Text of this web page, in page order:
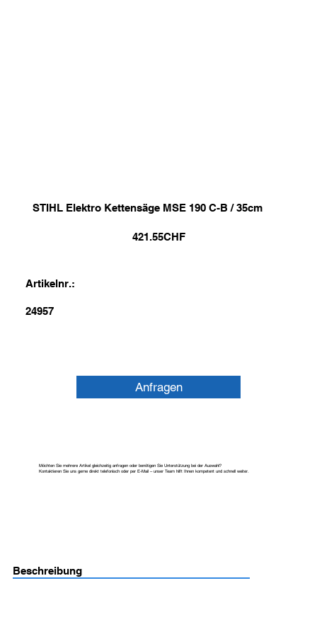
STIHL Elektro Kettensäge MSE 190 C-B / 35cm
421.55CHF
Artikelnr.:
24957
Anfragen
Möchten Sie mehrere Artikel gleichzeitig anfragen oder benötigen Sie Unterstützung bei der Auswahl?
Kontaktieren Sie uns gerne direkt telefonisch oder per E-Mail – unser Team hilft Ihnen kompetent und schnell weiter.
Beschreibung